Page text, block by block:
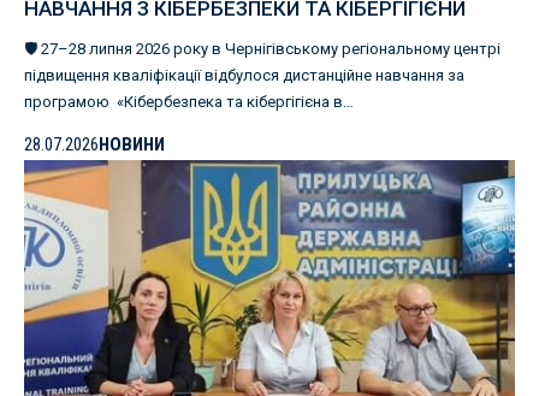
НАВЧАННЯ З КІБЕРБЕЗПЕКИ ТА КІБЕРГІГІЄНИ
🛡️ 27–28 липня 2026 року в Чернігівському регіональному центрі
підвищення кваліфікації відбулося дистанційне навчання за
програмою «Кібербезпека та кібергігієна в…
28.07.2026НОВИНИ